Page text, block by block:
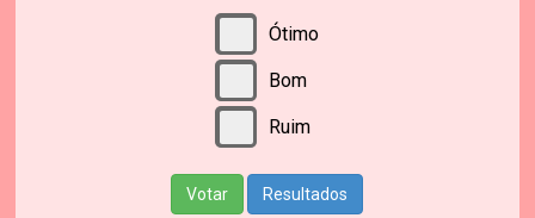
Ótimo
Bom
Ruim
Votar Resultados